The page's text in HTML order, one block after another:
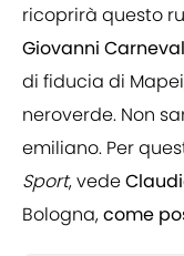
ricoprirà questo
Giovanni
di fiducia di
neroverde. Non
emiliano. Per
Sport, vede
Bologna,come